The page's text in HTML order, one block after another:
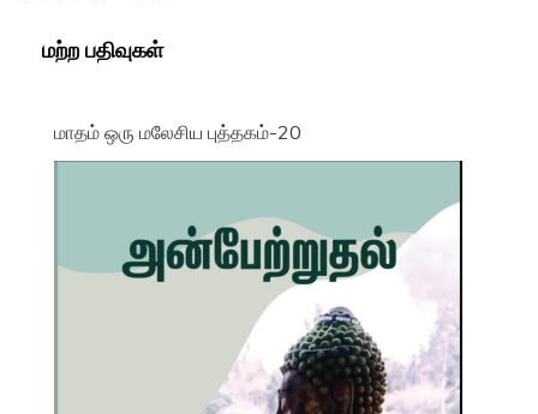
மற்ற பதிவுகள்
மாதம் ஒரு மலேசிய புத்தகம்-20